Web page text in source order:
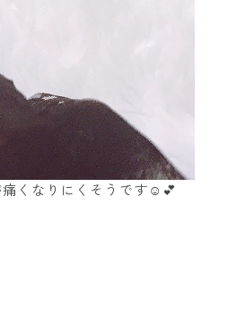
くなりにくそうです☺️💕